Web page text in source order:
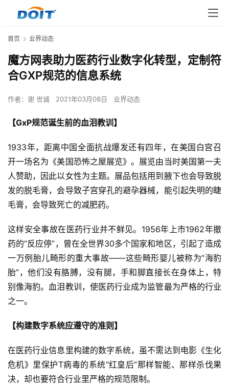
首页 业界动态
魔方网表助力医药行业数字化转型，定制符
合GXP规范的信息系统
作者： 谢 世诚 2021年03月08日 业界动态
【GxP规范诞生前的血泪教训】
1933年，距离中国全面抗战爆发还有四年，在美国白宫召
开一场名为《美国恐怖之屋展览》。展览由当时美国第一夫
人赞助，因此以女性为主题。展品包括用到腋下也会导致脱
发的脱毛膏，会导致子宫穿孔的避孕器械，能引起失明的睫
毛膏，会导致死亡的减肥药。
这样安全事故在医药行业并不鲜见。1956年上市1962年撤
药的“反应停”，曾在全世界30多个国家和地区，引起了造成
一万例胎儿畸形的重大事故——这些畸形婴儿被称为“海豹
胎”，他们没有胳膊，没有腿，手和脚直接长在身体上，特
别像海豹。血泪教训，使医药行业成为监管最为严格的行业
之一。
【构建数字系统应遵守的准则】
在医药行业信息里构建的数字系统，虽不需达到电影《生化
危机》里保护T病毒的系统“红皇后”那样智能、那样杀伐果
决，却也要符合行业里严格的规范限制。